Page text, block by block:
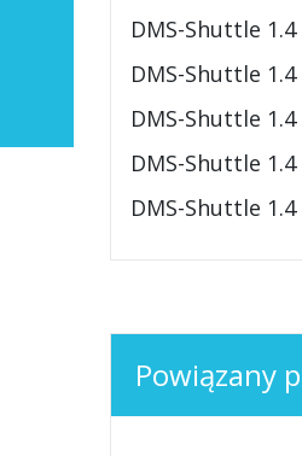
DMS-Shuttle
DMS-Shuttle
DMS-Shuttle
DMS-Shuttle
DMS-Shuttle
Powiązany